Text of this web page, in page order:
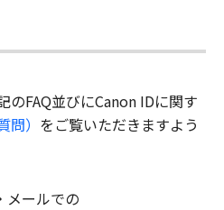
のFAQ並びにCanon IDに関す
） をご覧いただきますよう
メールでの